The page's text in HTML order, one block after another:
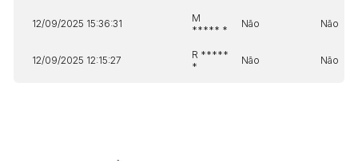
12/09/2025 15:36:31
M
***** *
Não Não
12/09/2025 12:15:27
R *****
*
Não Não